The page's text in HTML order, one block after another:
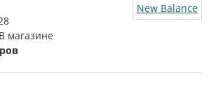
В магазине
New Balance